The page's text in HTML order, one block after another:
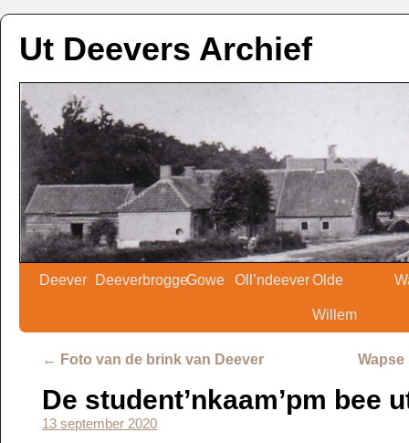
Ut Deevers Archief
Deever DeeverbroggeGowe Oll’ndeeverOlde
Willem
← Foto van de brink van Deever Wapse
De student’nkaam’pm bee
13 september 2020